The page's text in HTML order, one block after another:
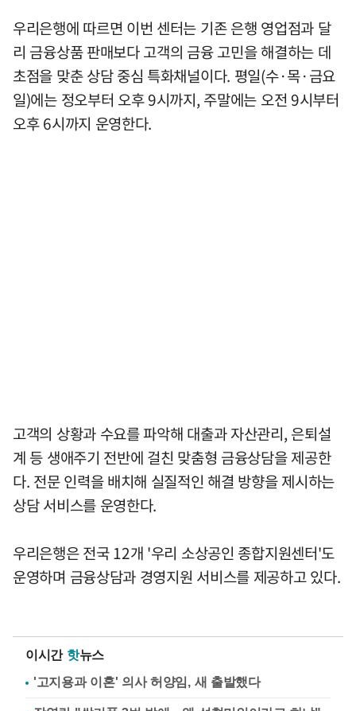
우리은행에 따르면 이번 센터는 기존 은행 영업점과 달
리 금융상품 판매보다 고객의 금융 고민을 해결하는 데
초점을 맞춘 상담 중심 특화채널이다. 평일(수·목·금요
일)에는 정오부터 오후 9시까지, 주말에는 오전 9시부터
오후 6시까지 운영한다.
고객의 상황과 수요를 파악해 대출과 자산관리, 은퇴설
계 등 생애주기 전반에 걸친 맞춤형 금융상담을 제공한
다. 전문 인력을 배치해 실질적인 해결 방향을 제시하는
상담 서비스를 운영한다.
우리은행은 전국 12개 '우리 소상공인 종합지원센터'도
운영하며 금융상담과 경영지원 서비스를 제공하고 있다.
이시간 핫뉴스
'고지용과 이혼' 의사 허양임, 새 출발했다